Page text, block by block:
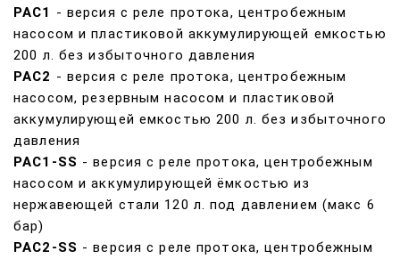
РАС1 - версия с реле протока, центробежным
насосом ипластиковой аккумулирующей емкостью
200 л. без избыточного давления
РАС2 - версия с реле протока, центробежным
насосом, резервным насосом и пластиковой
аккумулирующей емкостью 200 л. без избыточного
давления
РАС1-SS - версия с реле протока, центробежным
насосом и аккумулирующей ёмкостью из
нержавеющей стали 120 л. под давлением (макс 6
бар)
РАС2-SS - версия с реле протока, центробежным